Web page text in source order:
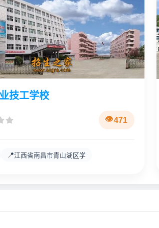
技工学校
471
📍江西省南昌市青山湖区学